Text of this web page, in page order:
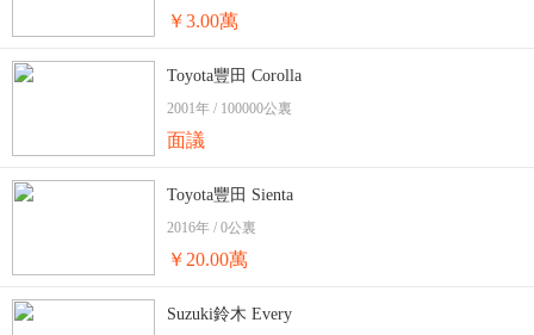
￥3.00萬
Toyota豐田 Corolla
2001年 / 100000公裏
面議
Toyota豐田 Sienta
2016年 / 0公裏
￥20.00萬
Suzuki鈴木 Every